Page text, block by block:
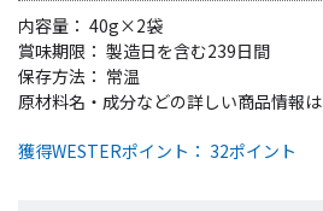
内容量： 40g×2袋
賞味期限： 製造日を含む239日間
保存方法： 常温
獲得WESTERポイント： 32ポイント
原材料名・成分などの詳しい商品情報は